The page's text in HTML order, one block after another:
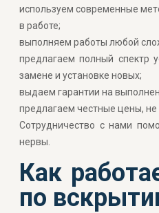
используем современные
в работе;
выполняем работы любой
предлагаем полный спектр
замене и установке новых;
выдаем гарантии на
предлагаем честные цены,
Сотрудничество с нами
нервы.
Как
по